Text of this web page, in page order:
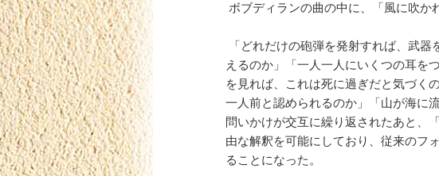
ボブディランの曲の中に、「風に吹か
「どれだけの砲弾を発射すれば、武
えるのか」「一人一人にいくつの耳を
を見れば、これは死に過ぎだと気づく
一人前と認められるのか」「山が海に
問いかけが交互に繰り返されたあと、
由な解釈を可能にしており、従来のフ
ることになった。